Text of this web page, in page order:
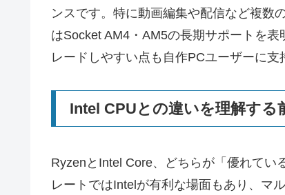
ンスです。特に動画編集や配信など複数
はSocket AM4・AM5の長期サポートを
レードしやすい点も自作PCユーザーに支
Intel CPUとの違いを理解する
RyzenとIntel Core、どちらが「優れてい
レートではIntelが有利な場面もあり、マ